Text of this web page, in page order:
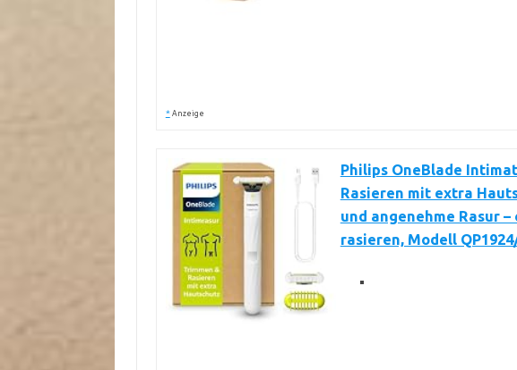
* Anzeige
Philips OneBlade
Rasieren mit extra
und angenehme Rasur
rasieren, Modell